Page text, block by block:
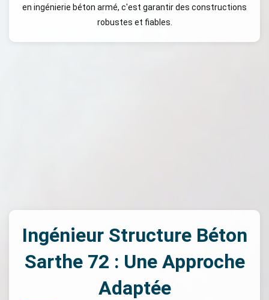
en ingénierie béton armé, c'est garantir des constructions
robustes et fiables.
Ingénieur Structure Béton
Sarthe 72 : Une Approche
Adaptée